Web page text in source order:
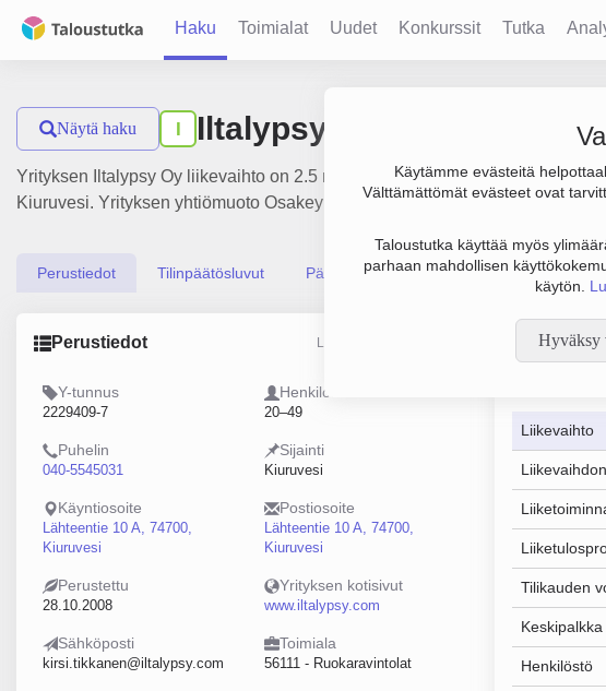
Haku Toimialat Uudet Konkurssit Tutka
Käytämme evästeitä
Välttämättömät evästeet ovat
Taloustutka käyttää myös
parhaan mahdollisen
käytön.
Hyväksy
Näytä haku I Iltalypsy Oy
Yrityksen Iltalypsy Oy liikevaihto on 2.5 milj. €, tulos 12 000 € ja
Kiuruvesi. Yrityksen yhtiömuoto Osakeyhtiö (OY).
Perustiedot Tilinpäätösluvut Päättäjätiedot
Perustiedot Lähde: YTJ, PRH, Traficom
Y-tunnus
2229409-7
Henkilöstömäärä
20–49
Puhelin
040-5545031
Sijainti
Kiuruvesi
Käyntiosoite
Lähteentie 10 A, 74700,
Kiuruvesi
Postiosoite
Lähteentie 10 A, 74700,
Kiuruvesi
Perustettu
28.10.2008
Yrityksen kotisivut
www.iltalypsy.com
Sähköposti
kirsi.tikkanen@iltalypsy.com
Toimiala
56111 - Ruokaravintolat
Liikevaihto
Tilikauden
Henkilöstö